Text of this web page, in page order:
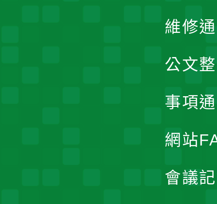
維修
公文
事項
網站
會議